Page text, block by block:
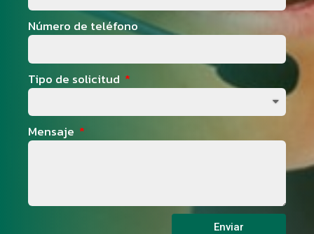
Número de teléfono
Tipo de solicitud
Mensaje
Enviar